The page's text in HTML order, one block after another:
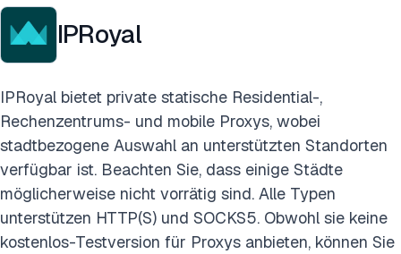
IPRoyal
IPRoyal bietet private statische Residential-,
Rechenzentrums- und mobile Proxys, wobei
stadtbezogene Auswahl an unterstützten Standorten
verfügbar ist. Beachten Sie, dass einige Städte
möglicherweise nicht vorrätig sind. Alle Typen
unterstützen HTTP(S) und SOCKS5. Obwohl sie keine
kostenlos-Testversion für Proxys anbieten, können Sie